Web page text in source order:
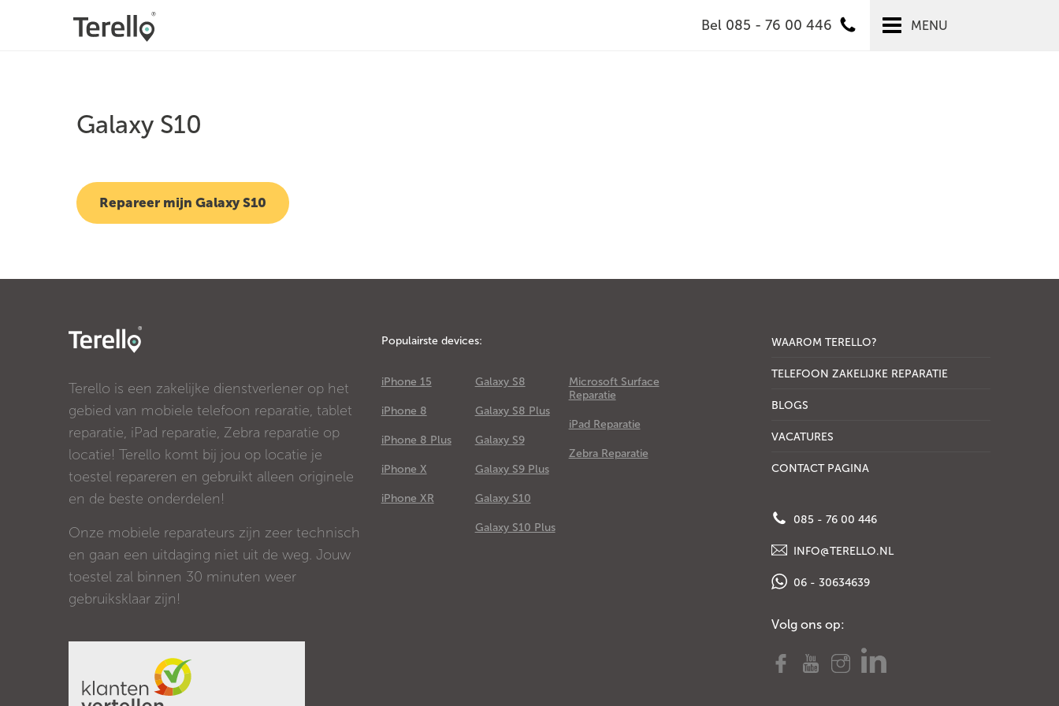
Bel 085 - 76 00 446 MENU
Galaxy S10
Repareer mijn Galaxy S10
Terello is een zakelijke dienstverlener op het
gebied van mobiele telefoon reparatie, tablet
reparatie, iPad reparatie, Zebra reparatie op
locatie! Terello komt bij jou op locatie je
toestel repareren en gebruikt alleen originele
en de beste onderdelen!
Onze mobiele reparateurs zijn zeer technisch
en gaan een uitdaging niet uit de weg. Jouw
toestel zal binnen 30 minuten weer
gebruiksklaar zijn!
Populairste devices:
iPhone 15
iPhone 8
iPhone 8 Plus
iPhone X
iPhone XR
Galaxy S8
Galaxy S8 Plus
Galaxy S9
Galaxy S9 Plus
Galaxy S10
Galaxy S10 Plus
Microsoft Surface
Reparatie
iPad Reparatie
Zebra Reparatie
WAAROM TERELLO?
TELEFOON ZAKELIJKE REPARATIE
BLOGS
VACATURES
CONTACT PAGINA
085 - 76 00 446
INFO@TERELLO.NL
06 - 30634639
Volg ons op: